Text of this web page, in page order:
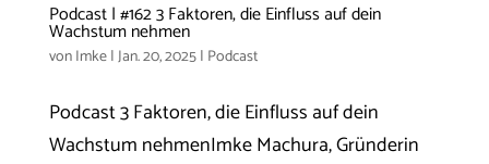
Podcast | #162 3 Faktoren, die Einfluss auf dein
Wachstum nehmen
vonImke|Jan. 20, 2025| Podcast
Podcast 3 Faktoren, die Einfluss auf dein
Wachstum nehmenImke Machura, Gründerin